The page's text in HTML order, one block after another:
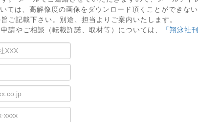
ては、高解像度の画像をダウンロード頂くことができな
ご記載下さい。別途、担当よりご案内いたします。
請やご相談（転載許諾、取材等）については、
「翔泳社